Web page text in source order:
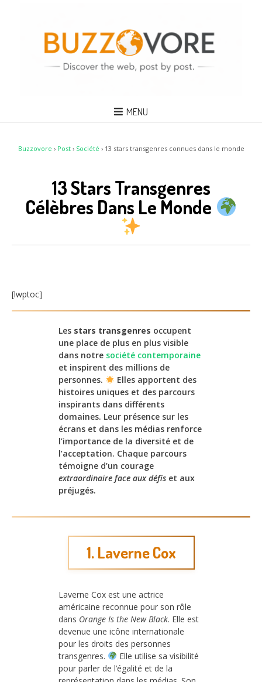
MENU
Buzzovore › Post› Société › 13 stars transgenres connues dans le monde
13 Stars Transgenres
Célèbres Dans Le Monde
[lwptoc]
Les stars transgenres occupent
une place de plus en plus visible
dans notre société contemporaine
et inspirent des millions de
personnes.
Elles apportent des
histoires uniques et des parcours
inspirants dans différents
domaines. Leur présence sur les
écrans et dans les médias renforce
l’importance de la diversité et de
l’acceptation. Chaque parcours
témoigne d’un courage
extraordinaire face aux défis et aux
préjugés.
1. Laverne Cox
Laverne Cox est une actrice
américaine reconnue pour son rôle
dans Orange Is the New Black. Elle est
devenue une icône internationale
pour les droits des personnes
transgenres.
Elle utilise sa visibilité
pour parler de l’égalité et de la